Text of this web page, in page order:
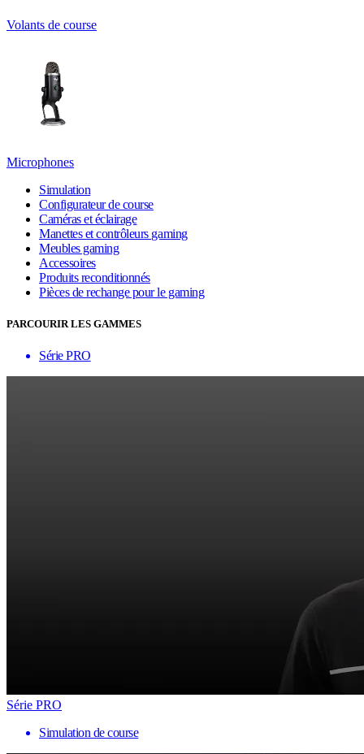
Volants de course
Microphones
Simulation
Configurateur de course
Caméras et éclairage
Manettes et contrôleurs gaming
Meubles gaming
Accessoires
Produits reconditionnés
Pièces de rechange pour le gaming
PARCOURIR LES GAMMES
Série PRO
Série PRO
Simulation de course